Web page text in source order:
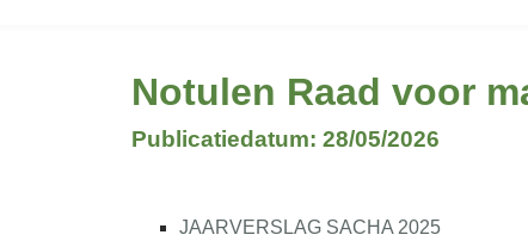
Notulen Raad voor
Publicatiedatum: 28/05/2026
JAARVERSLAG SACHA 2025